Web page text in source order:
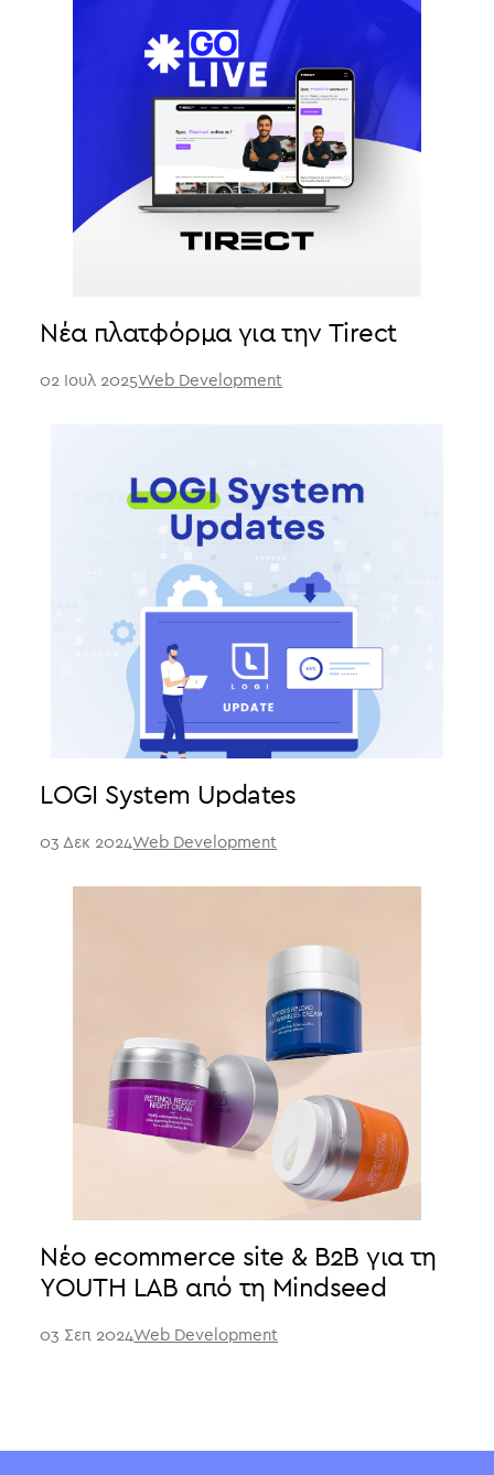
Νέα πλατφόρμα για την Tirect
02 Ιουλ 2025Web Development
LOGI System Updates
03 Δεκ 2024Web Development
Νέo ecommerce site & B2B για τη
YOUTH LAB από τη Mindseed
03 Σεπ 2024Web Development